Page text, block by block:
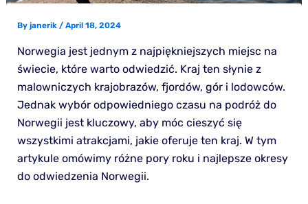
By janerik / April 18, 2024
Norwegia jest jednym z najpiękniejszych miejsc na
świecie, które warto odwiedzić. Kraj ten słynie z
malowniczych krajobrazów, fjordów, gór i lodowców.
Jednak wybór odpowiedniego czasu na podróż do
Norwegii jest kluczowy, aby móc cieszyć się
wszystkimi atrakcjami, jakie oferuje ten kraj. W tym
artykule omówimy różne pory roku i najlepsze okresy
do odwiedzenia Norwegii.